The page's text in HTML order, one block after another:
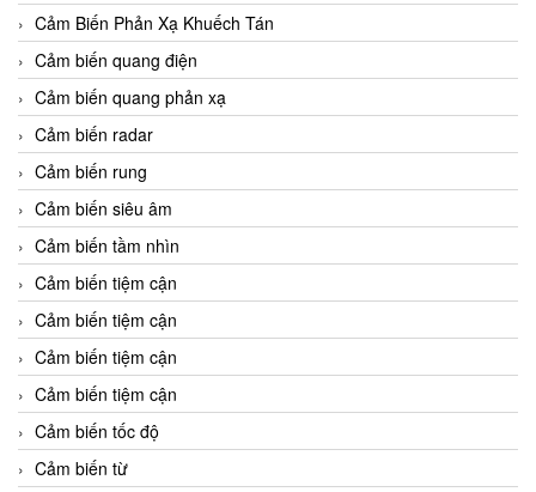
Cảm Biến Phản Xạ Khuếch Tán
Cảm biến quang điện
Cảm biến quang phản xạ
Cảm biến radar
Cảm biến rung
Cảm biến siêu âm
Cảm biến tầm nhìn
Cảm biến tiệm cận
Cảm biến tiệm cận
Cảm biến tiệm cận
Cảm biến tiệm cận
Cảm biến tốc độ
Cảm biến từ